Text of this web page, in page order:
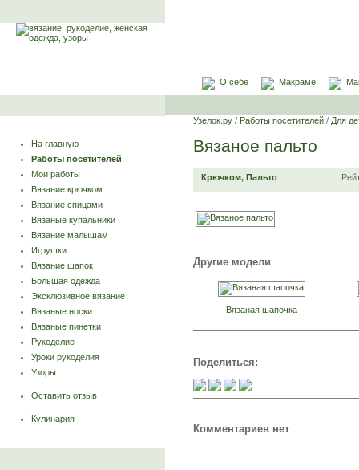
О себе Макраме
На главную
Работы посетителей
Мои работы
Вязание крючком
Вязание спицами
Вязаные купальники
Вязание малышам
Игрушки
Вязание шапок
Большая одежда
Эксклюзивное вязание
Вязаные носки
Вязаные пинетки
Рукоделие
Уроки рукоделия
Узоры
Оставить отзыв
Кулинария
Узелок.ру / Работы посетителей / Для
Вязаное пальто
Крючком, Пальто
Другие модели
Вязаная шапочка
Поделиться:
Комментариев нет